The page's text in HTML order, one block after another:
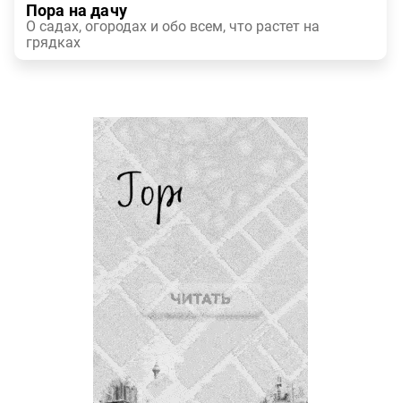
Пора на дачу
О садах, огородах и обо всем, что растет на
грядках